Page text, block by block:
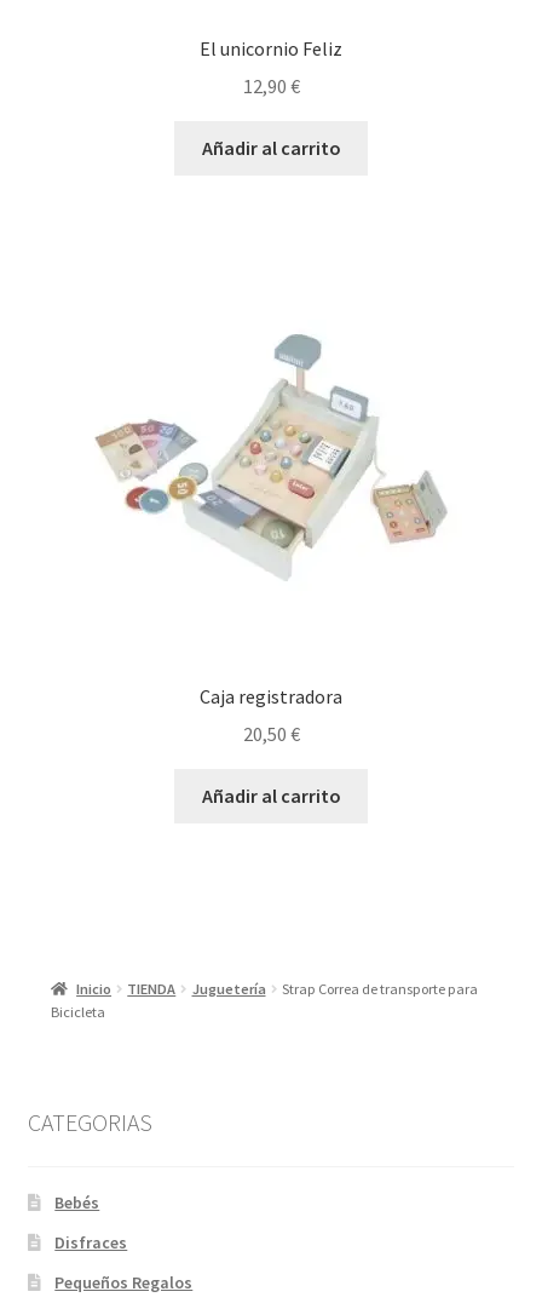
El unicornio Feliz
12,90 €
Añadir al carrito
Caja registradora
20,50 €
Añadir al carrito
Inicio TIENDA Juguetería
Strap Correa de transporte para
Bicicleta
CATEGORIAS
Bebés
Disfraces
Pequeños Regalos